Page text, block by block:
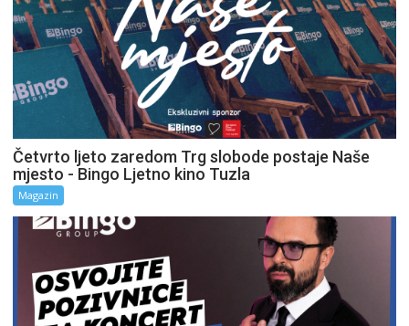
Četvrto ljeto zaredom Trg slobode postaje Naše
mjesto - Bingo Ljetno kino Tuzla
Magazin